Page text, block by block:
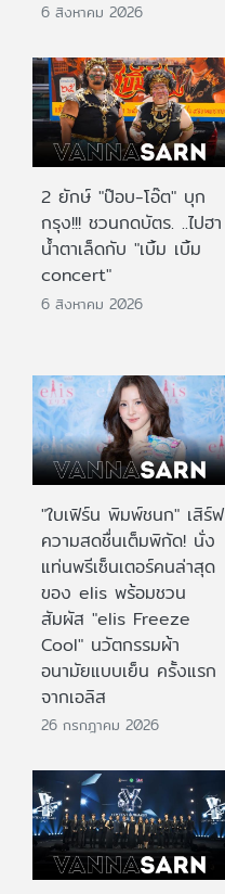
6 สิงหาคม 2026
2 ยักษ์ "ป๊อบ-โอ๊ต" บุก
กรุง!!! ชวนกดบัตร. ..ไปฮา
น้ำตาเล็ดกับ "เบิ้ม เบิ้ม
concert"
6 สิงหาคม 2026
"ใบเฟิร์น พิมพ์ชนก" เสิร์ฟ
ความสดชื่นเต็มพิกัด! นั่ง
แท่นพรีเซ็นเตอร์คนล่าสุด
ของ elis พร้อมชวน
สัมผัส "elis Freeze
Cool" นวัตกรรมผ้า
อนามัยแบบเย็น ครั้งแรก
จากเอลิส
26 กรกฎาคม 2026